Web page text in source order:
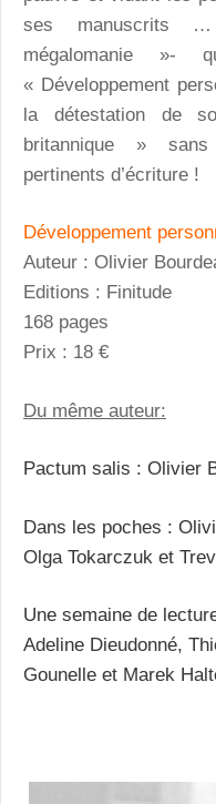
ses manuscrits
mégalomanie
« Développement
la détestation de
britannique »
pertinents d’écriture !
Développement
Auteur : Olivier
Editions : Finitude
168 pages
Prix : 18 €
Du même auteur:
Pactum salis : Olivier
Dans les poches :
Olga Tokarczuk et
Une semaine de
Adeline Dieudonné,
Gounelle et Marek